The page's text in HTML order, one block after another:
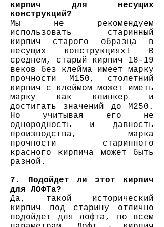
кирпич для несущих
конструкций?
Мы не рекомендуем
использовать старинный
кирпич старого образца в
несущих конструкциях! В
среднем, старый кирпич 18-19
веков без клейма имеет марку
прочности М150, столетний
кирпич с клеймом может иметь
марку как клинкер и
достигать значений до М250.
Но учитывая его не
однородность и давность
производства, марка
прочности старинного
красного кирпича может быть
разной.
7. Подойдет ли этот кирпич
для ЛОФТа?
Да, такой исторический
кирпич под старину отлично
подойдет для лофта, по всем